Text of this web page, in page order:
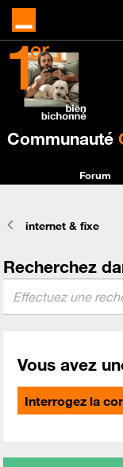
Communauté
Forum
internet & fixe
Recherchez
Vous avez
Interrogez la